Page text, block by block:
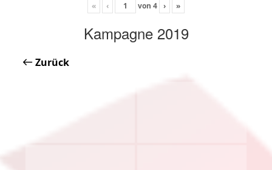
« ‹ von 4 › »
Kampagne 2019
Zurück